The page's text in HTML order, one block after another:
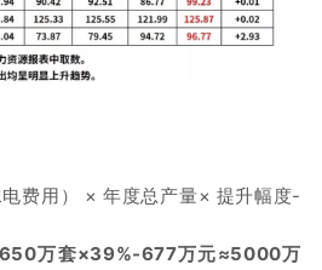
电费用） × 年度总产量× 提升幅度-
650万套×39%-677万元≈5000万